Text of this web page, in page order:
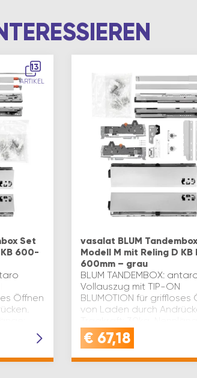
13
ARTIKEL
Set
600-
Öffnen
vasalat BLUM
Modell M mit Reling D KB
600mm – grau
BLUM TANDEMBOX:
Vollauszug mit TIP-ON
BLUMOTION für griffloses
von Laden durch
500mm, Farbe: Stahl grau
RAL9006PLATZBEDARF IM
€ 67,18